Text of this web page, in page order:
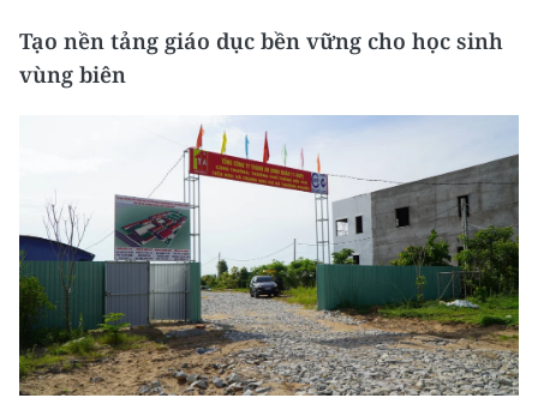
Tạo nền tảng giáo dục bền vững cho học sinh
vùng biên